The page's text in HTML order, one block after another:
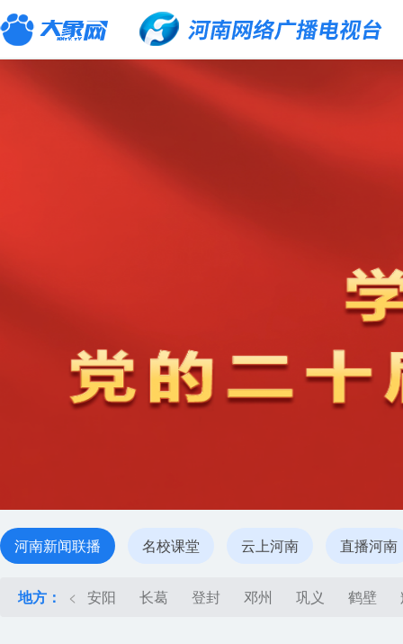
河南新闻联播 名校课堂 云上河南 直播河南
地方： < 安阳 长葛 登封 邓州 巩义 鹤壁